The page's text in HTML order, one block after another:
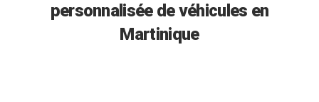
personnalisée de véhicules en
Martinique